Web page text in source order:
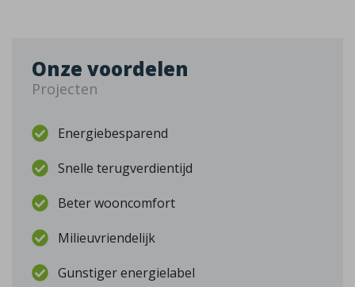
Onze voordelen
Projecten
Energiebesparend
Snelle terugverdientijd
Beter wooncomfort
Milieuvriendelijk
Gunstiger energielabel